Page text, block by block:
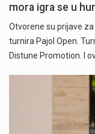
mora igra se u
Otvorene su prijave
turnira Pajol Open.
Distune Promotion. I